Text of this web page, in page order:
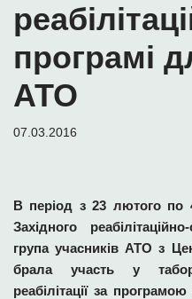
програмі
АТО
07.03.2016
В період з 23 лютого по
Західного
група учасників АТО з
брала участь у таборі
реабілітації за